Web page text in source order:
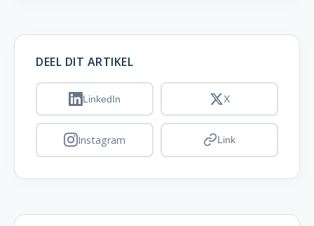
DEEL DIT ARTIKEL
LinkedIn X
Instagram Link